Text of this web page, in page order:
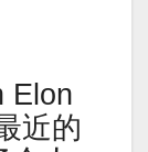
Elon
近的